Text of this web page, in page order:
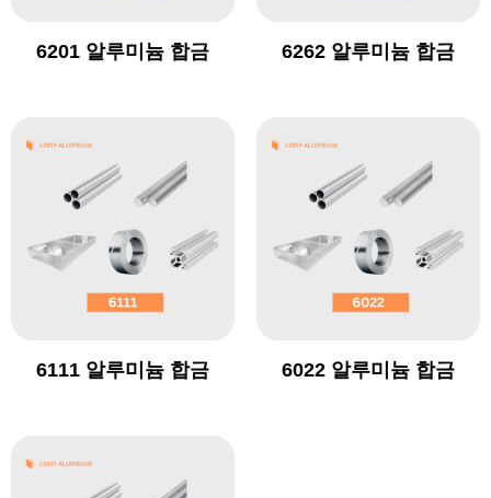
6201 알루미늄 합금 6262 알루미늄 합금
6111 알루미늄 합금 6022 알루미늄 합금